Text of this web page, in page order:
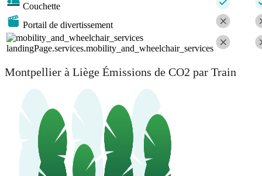
Couchette
Portail de divertissement
landingPage.services.mobility_and_wheelchair_services
Montpellier à Liège Émissions de CO2 par Train